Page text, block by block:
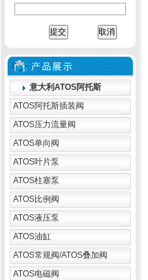
意大利ATOS阿托斯
ATOS阿托斯插装阀
ATOS压力流量阀
ATOS单向阀
ATOS叶片泵
ATOS柱塞泵
ATOS比例阀
ATOS液压泵
ATOS油缸
ATOS常规阀/ATOS叠加阀
ATOS电磁阀